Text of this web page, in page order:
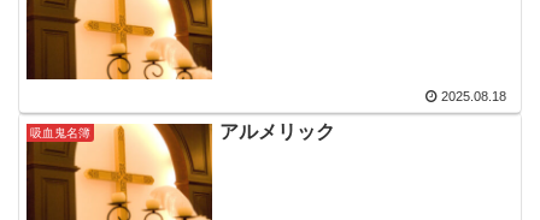
2025.08.18
吸血鬼名簿 アルメリック